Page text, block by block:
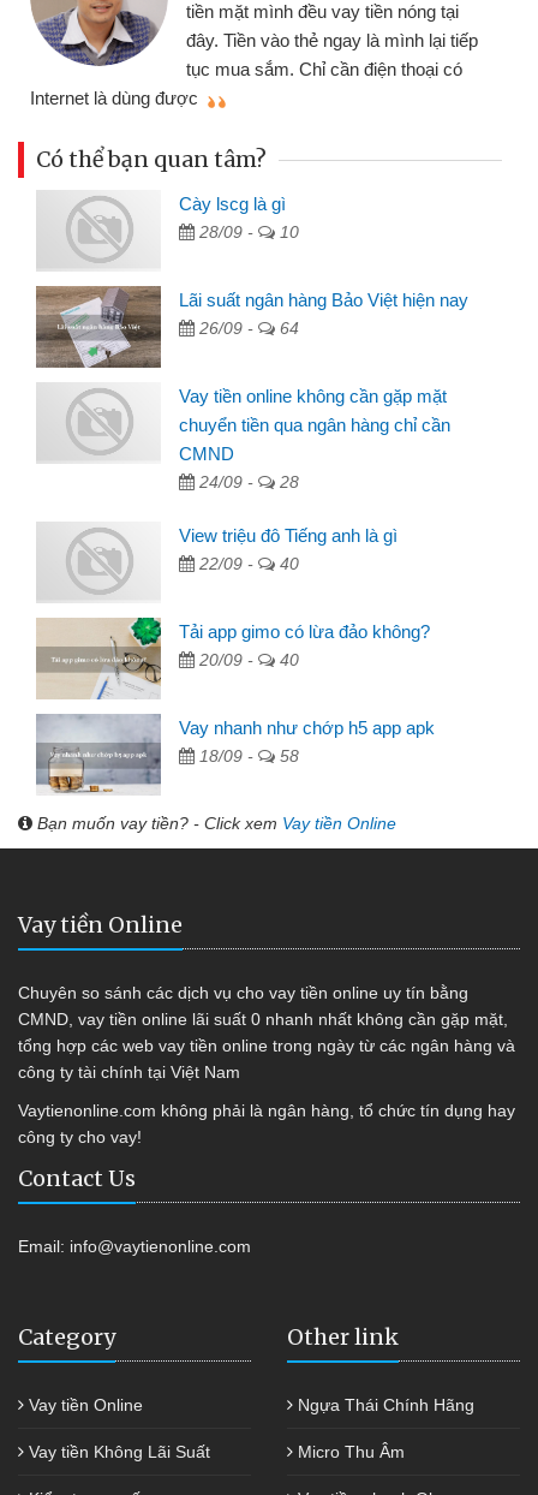
tiền mặt mình đều vay tiền nóng tại
đây. Tiền vào thẻ ngay là mình lại tiếp
tục mua sắm. Chỉ cần điện thoại có
Internet là dùng được
Có thể bạn quan tâm?
Cày lscg là gì
28/09 - 10
Lãi suất ngân hàng Bảo Việt hiện nay
26/09 - 64
Vay tiền online không cần gặp mặt
chuyển tiền qua ngân hàng chỉ cần
CMND
24/09 - 28
View triệu đô Tiếng anh là gì
22/09 - 40
Tải app gimo có lừa đảo không?
20/09 - 40
Vay nhanh như chớp h5 app apk
18/09 - 58
Bạn muốn vay tiền? - Click xem Vay tiền Online
Vay tiền Online
Chuyên so sánh các dịch vụ cho vay tiền online uy tín bằng
CMND, vay tiền online lãi suất 0 nhanh nhất không cần gặp mặt,
tổng hợp các web vay tiền online trong ngày từ các ngân hàng và
công ty tài chính tại Việt Nam
Vaytienonline.com không phải là ngân hàng, tổ chức tín dụng hay
công ty cho vay!
Contact Us
Email: info@vaytienonline.com
Category
Vay tiền Online
Vay tiền Không Lãi Suất
Other link
Ngựa Thái Chính Hãng
Micro Thu Âm